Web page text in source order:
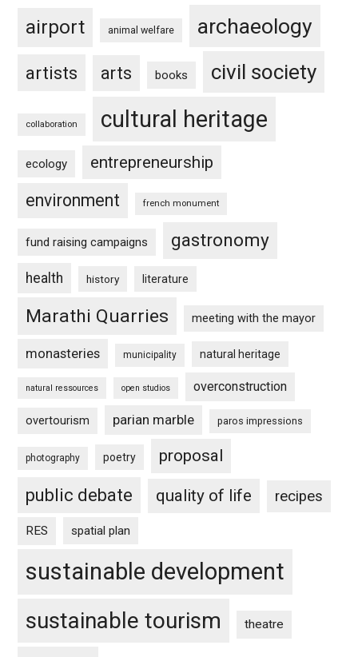
airport animal welfare archaeology
artists arts books civil society
collaboration cultural heritage
ecology entrepreneurship
environment french monument
fund raising campaigns gastronomy
health history literature
Marathi Quarries meeting with the mayor
monasteries municipality natural heritage
natural ressources open studios overconstruction
overtourism parian marble paros impressions
photography poetry proposal
public debate quality of life recipes
RES spatial plan
sustainable development
sustainable tourism theatre